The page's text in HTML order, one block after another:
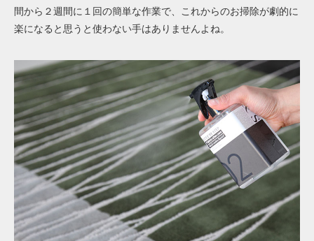
間から２週間に１回の簡単な作業で、これからのお掃除が劇的に
楽になると思うと使わない手はありませんよね。